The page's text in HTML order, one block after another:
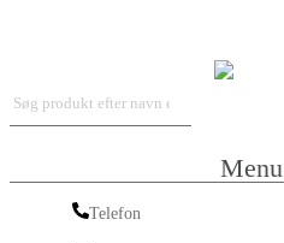
Menu
Telefon